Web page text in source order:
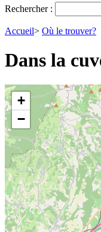
Rechercher :
Accueil> Où le trouver?
Dans la
+
−